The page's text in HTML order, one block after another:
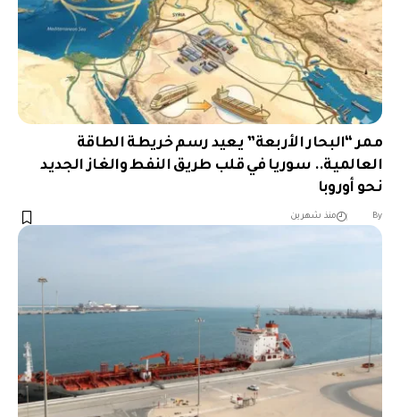
ممر “البحار الأربعة” يعيد رسم خريطة الطاقة
العالمية.. سوريا في قلب طريق النفط والغاز الجديد
نحو أوروبا
By منذ شهرين